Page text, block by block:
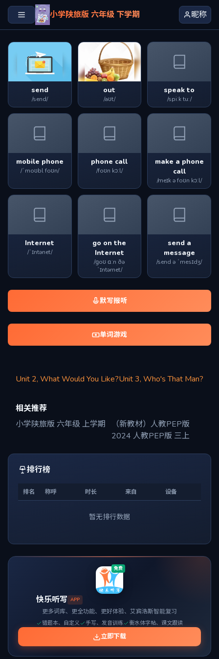
小学陕旅版 六年级 下学期 昵称
send
/send/
out
/aʊt/
speak to
/spiːk tu:/
mobile phone
/ˈmoʊbl foʊn/
phone call
/foʊn kɔːl/
make a phone
call
/meɪk ə foʊn kɔːl/
Internet
/ˈɪntənet/
go on the
Internet
/ɡoʊ ɑːn ðə
ˈɪntərnet/
send a
message
/send ə ˈmesɪdʒ/
默写报听
单词游戏
Unit 2, What Would You Like?Unit 3, Who's That Man?
相关推荐
小学陕旅版 六年级 上学期
（新教材）人教PEP版
2024 人教PEP版 三上
排行榜
排名 称呼 时长 来自 设备
暂无排行数据
免费
快乐听写 APP
更多词库、更全功能、更好体验、艾宾浩斯智能复习
错题本、自定义 手写、发音训练 衡水体字帖、课文跟读
立即下载